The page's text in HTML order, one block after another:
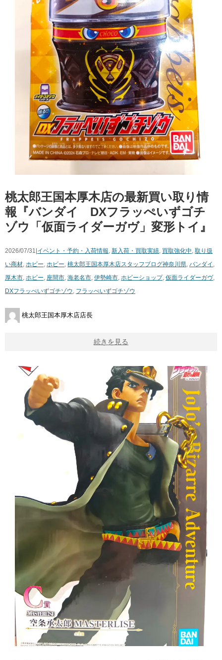
桃太郎王国本厚木店の最新買い取り情
報『バンダイ DXフラッぺいずゴチ
ゾウ「仮面ライダーガヴ」変形トイ』
2026/07/31|イベント・予約・入荷情報, 新入荷・買取実績, 買取強化中, 取り扱
い商材, ホビー, ホビー, 桃太郎王国本厚木店スタッフブログ神奈川県, バンダイ ,
厚木市, ホビー, 座間市, 海老名市, 伊勢崎市, ホビーショップ, 仮面ライダーガヴ,
DXフラッぺいずゴチゾウ, フラッぺいずゴチゾウ
桃太郎王国本厚木店店長
続きを見る